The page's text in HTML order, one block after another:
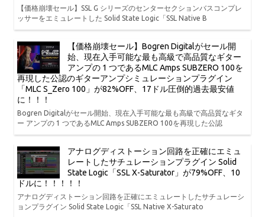
【価格崩壊セール】SSL G シリーズのセンターセクションバスコンプレ
ッサーをエミュレートした Solid State Logic「SSL Native B
【価格崩壊セール】Bogren Digitalがセール開
始、現在入手可能な最も高級で高品質なギター
アンプの 1 つであるMLC Amps SUBZERO 100を
再現した公認のギターアンプシミュレーションプラグイン
「MLC S_Zero 100」が82%OFF、17ドル圧倒的過去最安値
に！！！
Bogren Digitalがセール開始、現在入手可能な最も高級で高品質なギタ
ー アンプの 1 つであるMLC Amps SUBZERO 100を再現した公認
アナログディストーション回路を正確にエミュ
レートしたサチュレーションプラグイン Solid
State Logic「SSL X-Saturator」が79%OFF、10
ドルに！！！！！
アナログディストーション回路を正確にエミュレートしたサチュレーシ
ョンプラグイン Solid State Logic「SSL Native X-Saturato